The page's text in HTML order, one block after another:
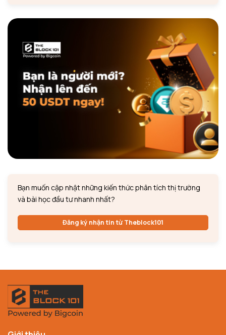
Bạn muốn cập nhật những kiến thức phân tích thị trường
và bài học đầu tư nhanh nhất?
Đăng ký nhận tin từ Theblock101